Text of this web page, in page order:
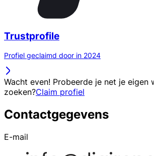
Trustprofile
Profiel geclaimd door in 2024
Wacht even! Probeerde je net je eigen
zoeken?Claim profiel
Contactgegevens
E-mail